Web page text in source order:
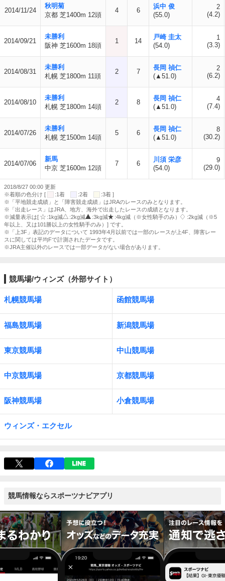
2014/11/24
秋明菊
京都 芝1400m 12頭
4 6
浜中 俊
(55.0)
2
(4.2)
2014/09/21
未勝利
阪神 芝1600m 18頭
1 14
戸崎 圭太
(54.0)
1
(3.3)
2014/08/31
未勝利
札幌 芝1800m 11頭
2 7
長岡 禎仁
(▲51.0)
2
(6.2)
2014/08/10
未勝利
札幌 芝1800m 14頭
2 8
長岡 禎仁
(▲51.0)
4
(7.4)
2014/07/26
未勝利
札幌 芝1500m 14頭
5 6
長岡 禎仁
(▲51.0)
8
(30.2)
2014/07/06
新馬
中京 芝1600m 12頭
7 6
川須 栄彦
(54.0)
9
(29.0)
2018/8/27 00:00 更新
※着順の色分け [
:1着 :2着
:3着 ]
※「平地競走成績」と「障害競走成績」はJRAのレースのみとなります。
※「出走レース」はJRA、地方、海外で出走したレースの成績となります。
※減量表示は[
:1kg減 :2kg減 :3kg減 :4kg減（※女性騎手のみ）
:2kg減（※5
年以上、又は101勝以上の女性騎手のみ）] です。
※「上3F」表記のデータについて 1993年4月以前では一部のレースが上4F、障害レー
スに関しては平均Fで計測されたデータです。
※JRA主催以外のレースでは一部データがない場合があります。
競馬場/ウィンズ（外部サイト）
札幌競馬場 函館競馬場
福島競馬場 新潟競馬場
東京競馬場 中山競馬場
中京競馬場 京都競馬場
阪神競馬場 小倉競馬場
ウィンズ・エクセル
競馬情報ならスポーツナビアプリ